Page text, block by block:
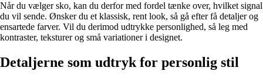
Når du vælger sko, kan du derfor med fordel tænke over, hvilket signal
du vil sende. Ønsker du et klassisk, rent look, så gå efter få detaljer og
ensartede farver. Vil du derimod udtrykke personlighed, så leg med
kontraster, teksturer og små variationer i designet.
Detaljerne som udtryk for personlig stil